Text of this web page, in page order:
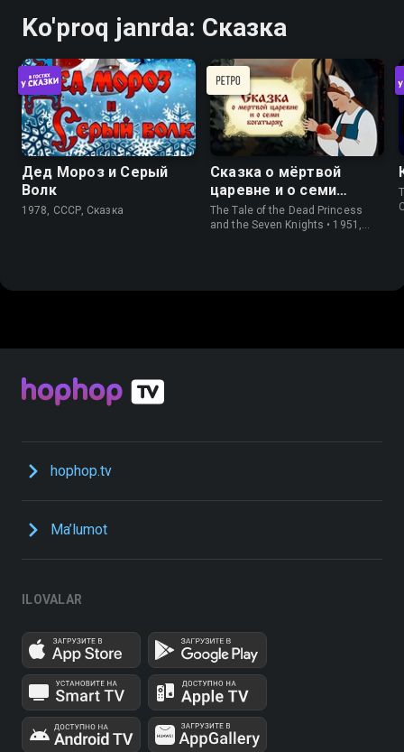
Ko'proq janrda: Сказка
Дед Мороз и Серый
Волк
1978, СССР, Сказка
Сказка о мёртвой
царевне и о семи
богатырях
The Tale of the Dead Princess
and the Seven Knights • 1951,
hophop.tv
Ma’lumot
ILOVALAR